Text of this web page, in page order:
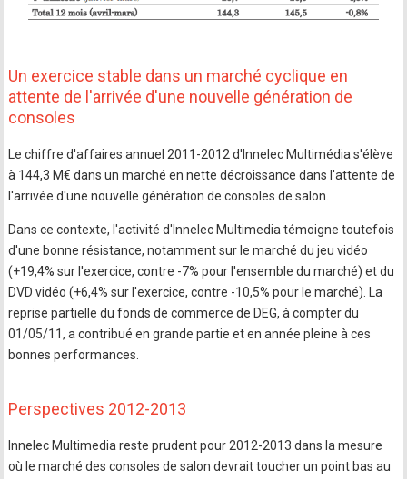
Un exercice stable dans un marché cyclique en
attente de l'arrivée d'une nouvelle génération de
consoles
Le chiffre d'affaires annuel 2011-2012 d'Innelec Multimédia s'élève
à 144,3 M€ dans un marché en nette décroissance dans l'attente de
l'arrivée d'une nouvelle génération de consoles de salon.
Dans ce contexte, l'activité d'Innelec Multimedia témoigne toutefois
d'une bonne résistance, notamment sur le marché du jeu vidéo
(+19,4% sur l'exercice, contre -7% pour l'ensemble du marché) et du
DVD vidéo (+6,4% sur l'exercice, contre -10,5% pour le marché). La
reprise partielle du fonds de commerce de DEG, à compter du
01/05/11, a contribué en grande partie et en année pleine à ces
bonnes performances.
Perspectives 2012-2013
Innelec Multimedia reste prudent pour 2012-2013 dans la mesure
où le marché des consoles de salon devrait toucher un point bas au